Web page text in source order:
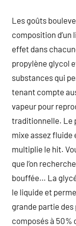
Les goûts
composition d’un
effet dans
propylène glycol
substances qui
tenant compte
vapeur pour
traditionnelle. Le
mixe assez fluide
multiplie le hit.
que l’on
bouffée… La
le liquide et
grande partie
composés à 50%